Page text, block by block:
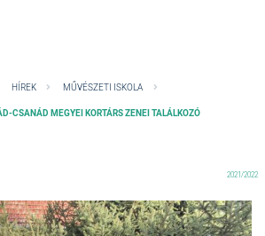
HÍREK MŰVÉSZETI ISKOLA
CSANÁD MEGYEI KORTÁRS ZENEI TALÁLKOZÓ
2021/2022